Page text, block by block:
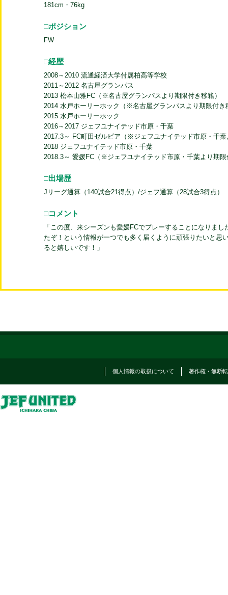
181cm・76kg
□ポジション
FW
□経歴
2008～2010 流通経済大学付属柏高等学校
2011～2012 名古屋グランパス
2013 松本山雅FC（※名古屋グランパスより期限付き移籍）
2014 水戸ホーリーホック（※名古屋グランパスより期限付き
2015 水戸ホーリーホック
2016～2017 ジェフユナイテッド市原・千葉
2017.3～ FC町田ゼルビア（※ジェフユナイテッド市原・千
2018 ジェフユナイテッド市原・千葉
2018.3～ 愛媛FC（※ジェフユナイテッド市原・千葉より期
□出場歴
Jリーグ通算（140試合21得点）/ジェフ通算（28試合3得点）
□コメント
「この度、来シーズンも愛媛FCでプレーすることになりま
たぞ！という情報が一つでも多く届くように頑張りたいと思
ると嬉しいです！」
個人情報の取扱について 著作権・無断